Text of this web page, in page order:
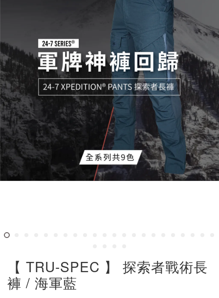
【 TRU-SPEC 】 探索者戰術長
褲 / 海軍藍